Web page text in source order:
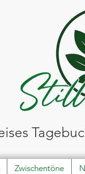
Zwischentöne